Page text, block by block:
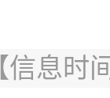
信息时